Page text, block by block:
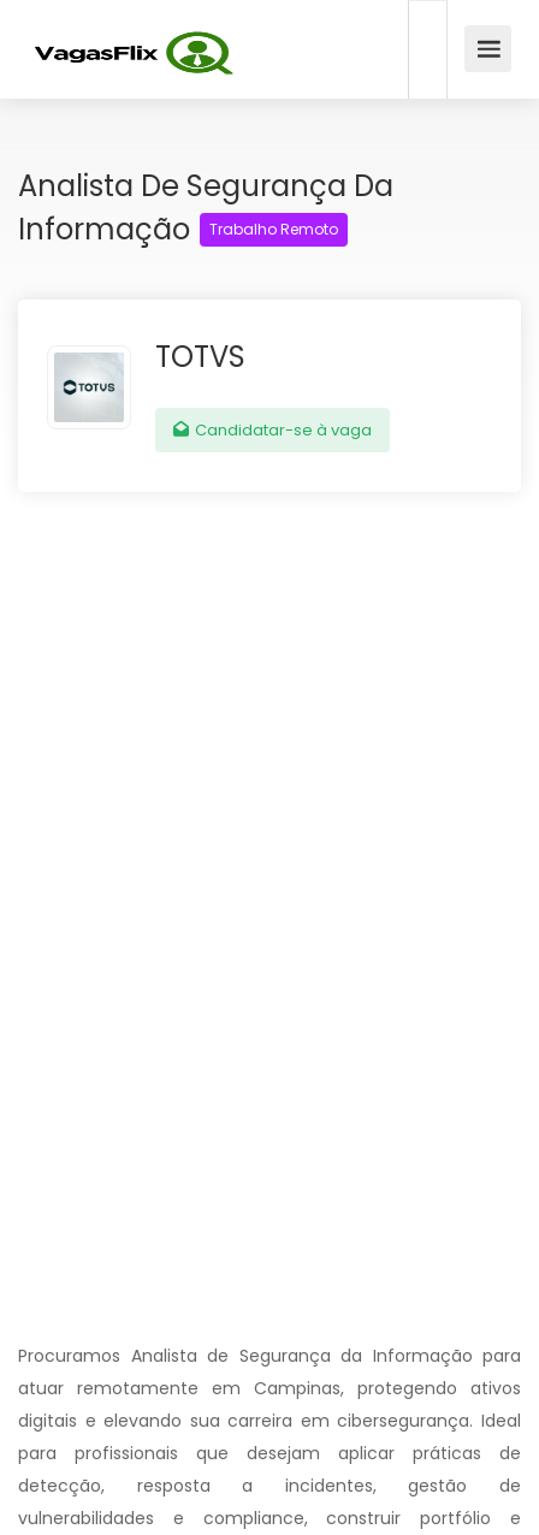
Analista De Segurança Da
Informação
Trabalho Remoto
TOTVS
Candidatar-se à vaga
Procuramos Analista de Segurança da Informação para
atuar remotamente em Campinas, protegendo ativos
digitais e elevando sua carreira em cibersegurança. Ideal
para profissionais que desejam aplicar práticas de
detecção, resposta a incidentes, gestão de
vulnerabilidades e compliance, construir portfólio e